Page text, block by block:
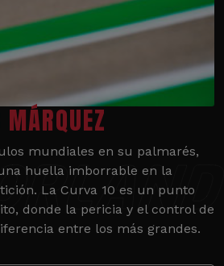
mundiales en su palmarés,
huella imborrable en la
La Curva 10 es un punto
donde la pericia y el control de
entre los más grandes.